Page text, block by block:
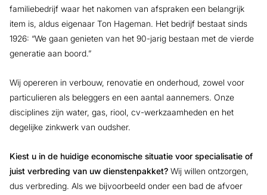
familiebedrijf waar het nakomen van afspraken een belangrijk
item is, aldus eigenaar Ton Hageman. Het bedrijf bestaat sinds
1926: “We gaan genieten van het 90-jarig bestaan met de vierde
generatie aan boord.”
Wij opereren in verbouw, renovatie en onderhoud, zowel voor
particulieren als beleggers en een aantal aannemers. Onze
disciplines zijn water, gas, riool, cv-werkzaamheden en het
degelijke zinkwerk van oudsher.
Kiest u in de huidige economische situatie voor specialisatie of
juist verbreding van uw dienstenpakket? Wij willen ontzorgen,
dus verbreding. Als we bijvoorbeeld onder een bad de afvoer